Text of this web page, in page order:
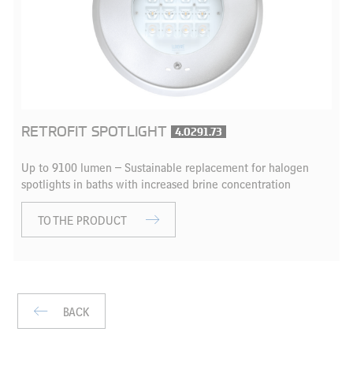
RETROFIT SPOTLIGHT 4.0291.73
Up to 9100 lumen – Sustainable replacement for halogen
spotlights in baths with increased brine concentration
TO THE PRODUCT
BACK